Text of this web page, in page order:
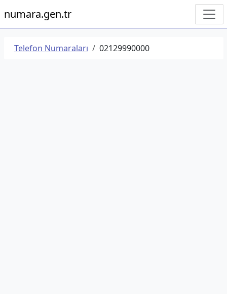
numara.gen.tr
Telefon Numaraları 02129990000